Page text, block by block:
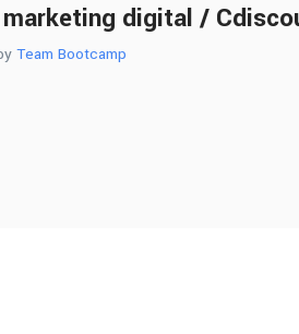
marketing digital /
Team Bootcamp